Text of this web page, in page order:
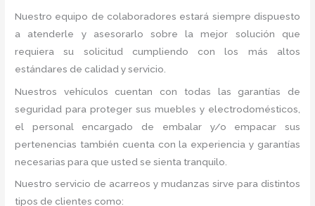
Nuestro equipo de colaboradores estará siempre dispuesto
a atenderle y asesorarlo sobre la mejor solución que
requiera su solicitud cumpliendo con los más altos
estándares de calidad y servicio.
Nuestros vehículos cuentan con todas las garantías de
seguridad para proteger sus muebles y electrodomésticos,
el personal encargado de embalar y/o empacar sus
pertenencias también cuenta con la experiencia y garantías
necesarias para que usted se sienta tranquilo.
Nuestro servicio de acarreos y mudanzas sirve para distintos
tipos de clientes como: